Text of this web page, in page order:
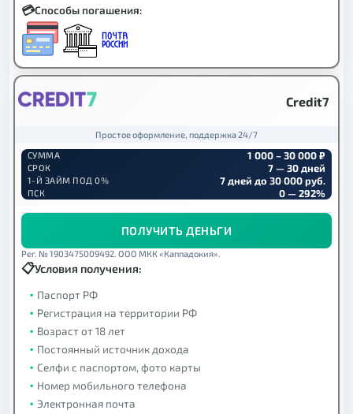
Способы погашения:
Credit7
Простое оформление, поддержка 24/7
СУММА
1 000 – 30 000 ₽
СРОК 7 — 30 дней
1-Й ЗАЙМ ПОД 0% 7 дней до 30 000 руб.
ПСК 0 — 292%
ПОЛУЧИТЬ ДЕНЬГИ
Рег. № 1903475009492. ООО МКК «Каппадокия».
Условия получения:
Паспорт РФ
Регистрация на территории РФ
Возраст от 18 лет
Постоянный источник дохода
Селфи с паспортом, фото карты
Номер мобильного телефона
Электронная почта